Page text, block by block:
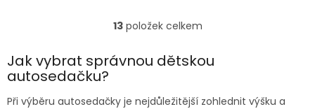
O
l
á
a
13položek celkem
Jak vybrat správnou dětskou
autosedačku?
Při výběru autosedačky je nejdůležitější zohlednit výšku a